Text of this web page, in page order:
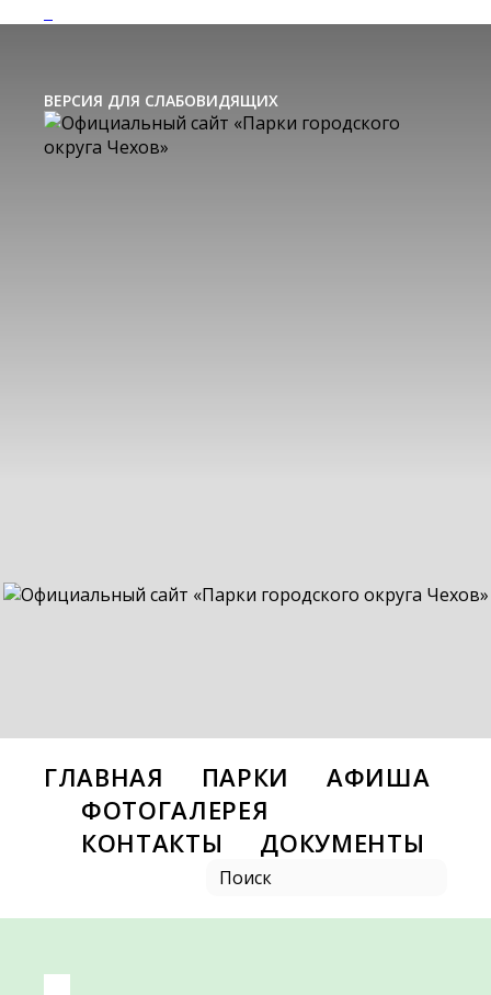
ВЕРСИЯ ДЛЯ СЛАБОВИДЯЩИХ
ГЛАВНАЯ ПАРКИ
АФИША
ФОТОГАЛЕРЕЯ
КОНТАКТЫ
ДОКУМЕНТЫ